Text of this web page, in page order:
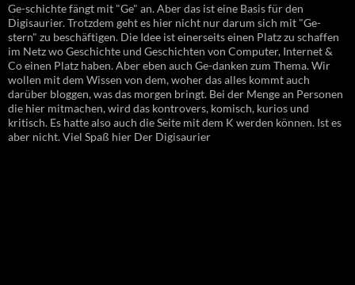
Ge-schichte fängt mit "Ge" an. Aber das ist eine Basis für den
Digisaurier. Trotzdem geht es hier nicht nur darum sich mit "Ge-
stern" zu beschäftigen. Die Idee ist einerseits einen Platz zu schaffen
im Netz wo Geschichte und Geschichten von Computer, Internet &
Co einen Platz haben. Aber eben auch Ge-danken zum Thema. Wir
wollen mit dem Wissen von dem, woher das alles kommt auch
darüber bloggen, was das morgen bringt. Bei der Menge an Personen
die hier mitmachen, wird das kontrovers, komisch, kurios und
kritisch. Es hatte also auch die Seite mit dem K werden können. Ist es
aber nicht. Viel Spaß hier Der Digisaurier